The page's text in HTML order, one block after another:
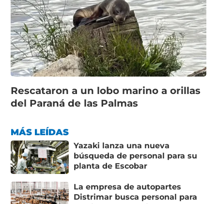
Rescataron a un lobo marino a orillas
del Paraná de las Palmas
MÁS LEÍDAS
Yazaki lanza una nueva
búsqueda de personal para su
planta de Escobar
La empresa de autopartes
Distrimar busca personal para